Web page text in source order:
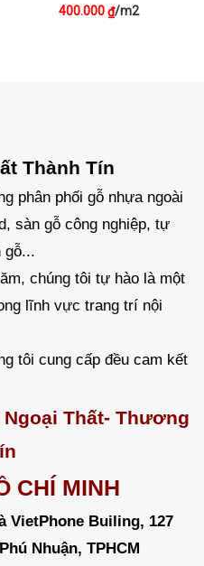
400.000₫/m2
Thành Tín
phân phối gỗ nhựa ngoài
sàn gỗ công nghiệp, tự
gỗ...
chúng tôi tự hào là một
lĩnh vực trang trí nội
tôi cung cấp đều cam kết
Ngoại Thất- Thương
CHÍ MINH
VietPhone Builing, 127
Nhuận, TPHCM